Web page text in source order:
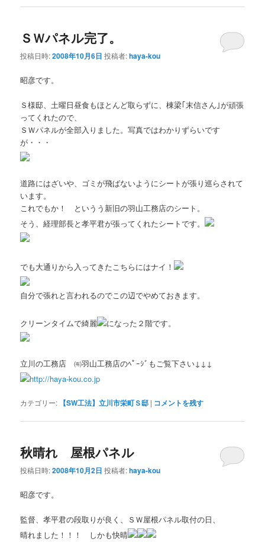
ＳＷパネル完了。
投稿日時:2008年10月6日 投稿者:haya-kou
昭彦です。
Ｓ様邸、土曜日昼食もほとんど取らずに、棟梁｢末信さん｣が頑張
ってくれたので、
ＳＷパネルが全部入りました。写真ではわかりずらいです
が・・・
道路にはざいや、ゴミが飛ばないようにシートが張り巡らされて
います。
これでもか！ というう新旧の羽山工務店のシート。
そう、経理部長と孝平君が張ってくれたシートです。
でも大通りから入ってきたこちらにはナイ！
自分で張れと言われるのでこの辺でやめておきます。
クリーンタイムで綺麗 になった２階です。
立川の工務店 ㈲羽山工務店のﾍﾟｰｼﾞもご覧下さい↓↓↓
http://haya-kou.co.jp
カテゴリー: 【SW工法】立川市栄町Ｓ邸 | コメントを残す
秋晴れ 屋根パネル
投稿日時:2008年10月2日 投稿者:haya-kou
昭彦です。
監督、孝平君の段取りが良く、ＳＷ屋根パネル取付の日、
晴れました！！！ しかも快晴